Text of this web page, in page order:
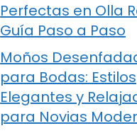
Perfectas en Olla
Guía Paso a Paso
Moños
para Bodas: Estilos
Elegantes y
para Novias